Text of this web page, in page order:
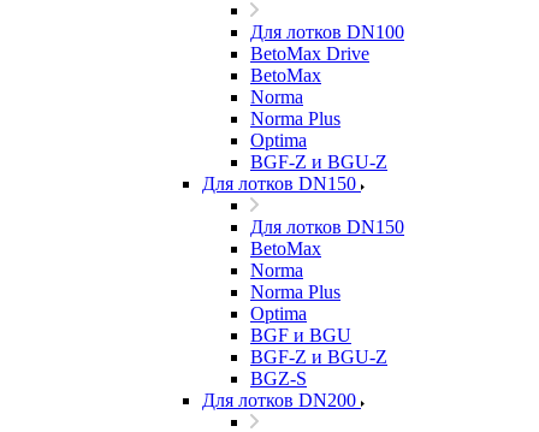
Для лотков DN100
BetoMax Drive
BetoMax
Norma
Norma Plus
Optima
BGF-Z и BGU-Z
Для лотков DN150
Для лотков DN150
BetoMax
Norma
Norma Plus
Optima
BGF и BGU
BGF-Z и BGU-Z
BGZ-S
Для лотков DN200